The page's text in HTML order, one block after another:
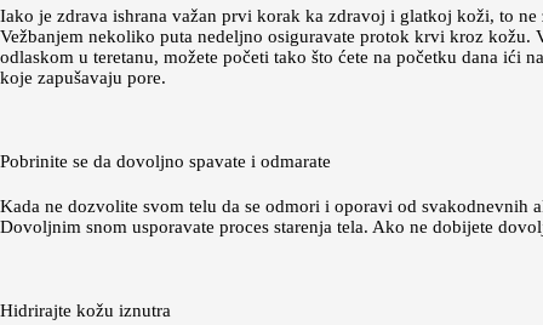
Iako je zdrava ishrana važan prvi korak ka zdravoj i glatkoj koži, to
Vežbanjem nekoliko puta nedeljno osiguravate protok krvi kroz kožu.
odlaskom u teretanu, možete početi tako što ćete na početku dana ići
koje zapušavaju pore.
Pobrinite se da dovoljno spavate i odmarate
Kada ne dozvolite svom telu da se odmori i oporavi od svakodnevnih
Dovoljnim snom usporavate proces starenja tela. Ako ne dobijete
Hidrirajte kožu iznutra